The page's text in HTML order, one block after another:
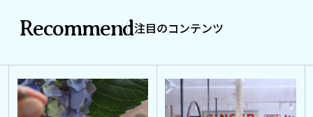
Recommend注目のコンテンツ